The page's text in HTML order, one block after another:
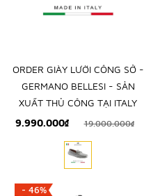
ORDER GIÀY LƯỜI CÔNG SỞ -
GERMANO BELLESI - SẢN
XUẤT THỦ CÔNG TẠI ITALY
9.990.000₫
19.000.000₫
- 46%